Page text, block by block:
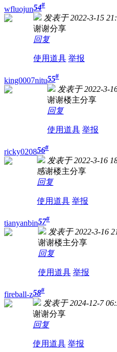
wfluojun54#
发表于 2022-3-15
谢谢分享
回复
使用道具 举报
king0007nitu55#
发表于 2022-3-
谢谢楼主分享
回复
使用道具 举报
ricky020856#
发表于 2022-3-16
感谢楼主分享
回复
使用道具 举报
tianyanbin57#
发表于 2022-3-16
谢谢楼主分享
回复
使用道具 举报
fireball-z58#
发表于 2024-12-7
谢谢分享
回复
使用道具 举报